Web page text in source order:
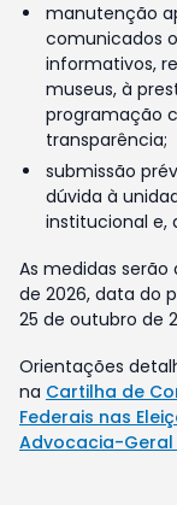
manutenção
comunicados
informativos,
museus, à
programação
transparência;
submissão
dúvida à
institucional e,
As medidas
de 2026, data do
25 de outubro de
Orientações
na Cartilha de
Federais nas
Advocacia-Geral